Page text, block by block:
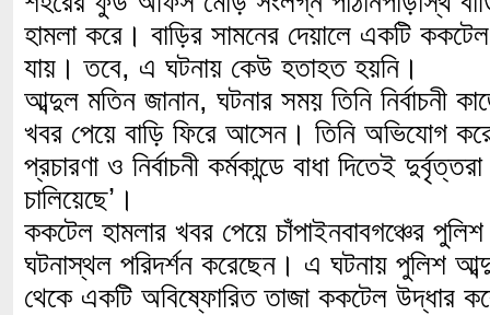
হামলা করে। বাড়ির সামনের দেয়ালে একটি
যায়। তবে, এ ঘটনায় কেউ হতাহত হয়নি।
আব্দুল মতিন জানান, ঘটনার সময় তিনি নির্বাচনী
খবর পেয়ে বাড়ি ফিরে আসেন। তিনি অভিযোগ করে
প্রচারণা ও নির্বাচনী কর্মকান্ডে বাধা দিতেই
চালিয়েছে’।
ককটেল হামলার খবর পেয়ে চাঁপাইনবাবগঞ্চের
ঘটনাস্থল পরিদর্শন করেছেন। এ ঘটনায় পুলিশ
থেকে একটি অবিষ্ফোরিত তাজা ককটেল উদ্ধার